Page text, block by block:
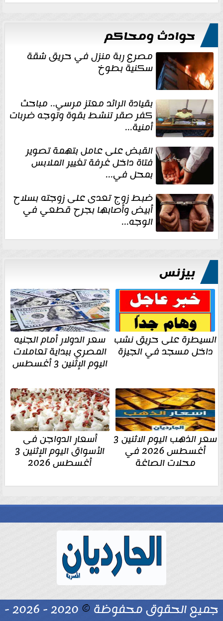
حوادث ومحاكم
مصرع ربة منزل في حريق شقة
سكنية بطوخ
بقيادة الرائد معتز مرسي.. مباحث
كفر صقر تنشط بقوة وتوجه ضربات
أمنية...
القبض على عامل بتهمة تصوير
فتاة داخل غرفة تغيير الملابس
بمحل في...
ضبط زوج تعدى على زوجته بسلاح
أبيض وأصابها بجرح قطعي في
الوجه...
بيزنس
السيطرة على حريق نشب
داخل مسجد في الجيزة
سعر الدولار أمام الجنيه
المصري ببداية تعاملات
اليوم الإثنين 3 أغسطس
سعر الذهب اليوم الاثنين 3
أغسطس 2026 في
محلات الصاغة
أسعار الدواجن فى
الأسواق اليوم الإثنين 3
أغسطس 2026
جميع الحقوق محفوظة ©
2020 - 2026 -